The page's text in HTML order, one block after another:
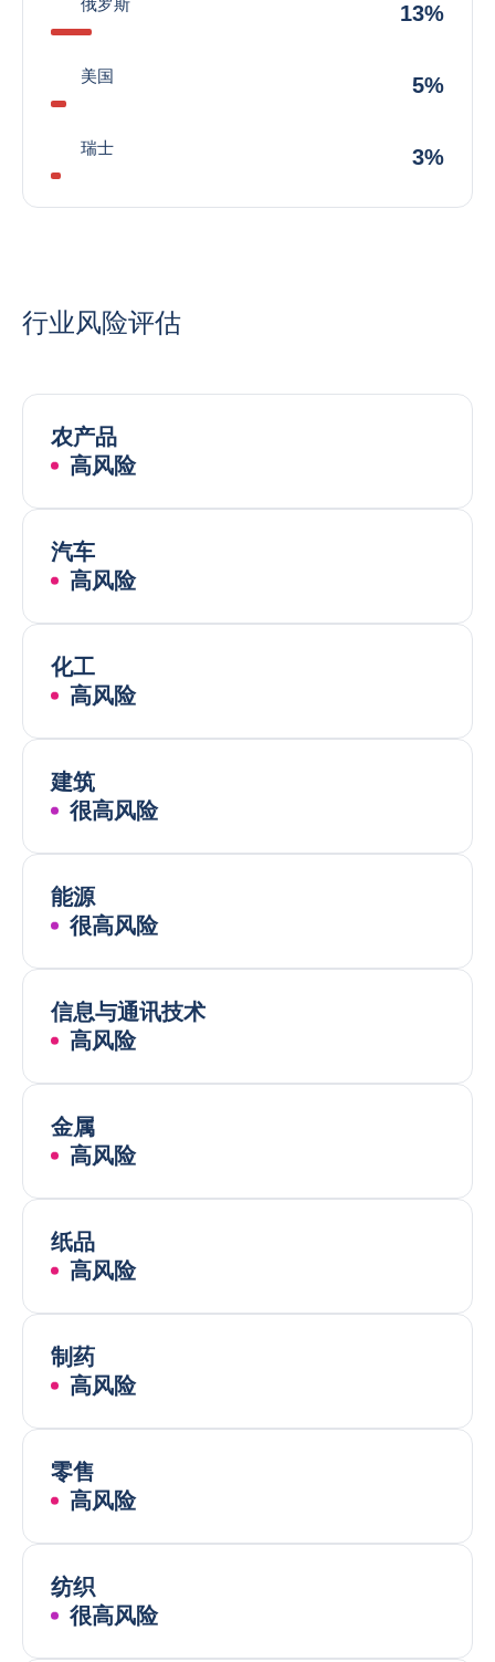
俄罗斯 13%
美国 5%
瑞士 3%
行业风险评估
农产品
高风险
汽车
高风险
化工
高风险
建筑
很高风险
能源
很高风险
信息与通讯技术
高风险
金属
高风险
纸品
高风险
制药
高风险
零售
高风险
纺织
很高风险